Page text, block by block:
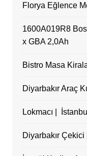
Florya Eğlence
1600A019R8
x GBA 2,0Ah
Bistro Masa
Diyarbakır Araç
Lokmacı |
Diyarbakır Çekici